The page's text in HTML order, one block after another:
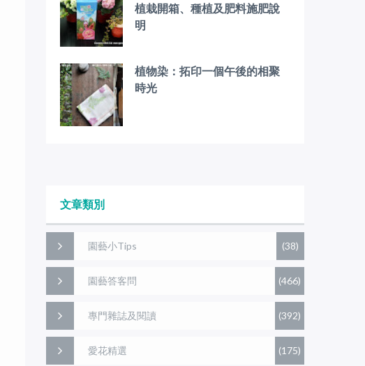
植栽開箱、種植及肥料施肥說
明
植物染：拓印一個午後的相聚
時光
文章類別
園藝小Tips (38)
園藝答客問 (466)
專門雜誌及閱讀 (392)
愛花精選 (175)